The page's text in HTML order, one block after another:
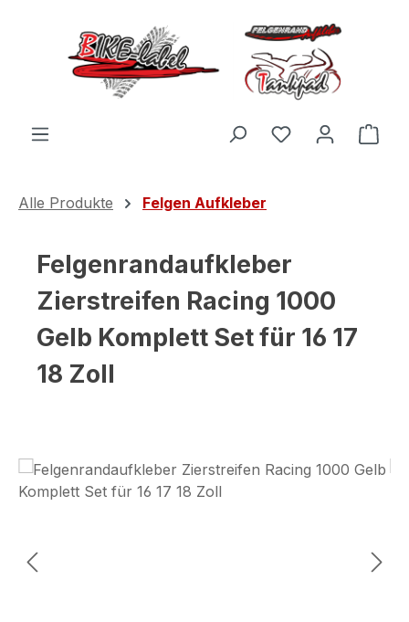
Zum Hauptinhalt springen
Du hast 0
Alle Produkte Felgen Aufkleber
Felgenrandaufkleber
Zierstreifen Racing 1000
Gelb Komplett Set für 16 17
18 Zoll
Bildergalerie überspringen